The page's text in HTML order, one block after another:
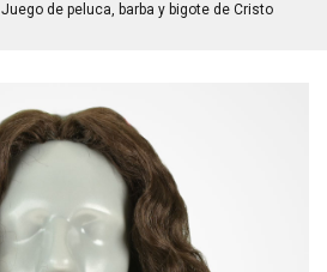
Juego de peluca, barba y bigote de Cristo